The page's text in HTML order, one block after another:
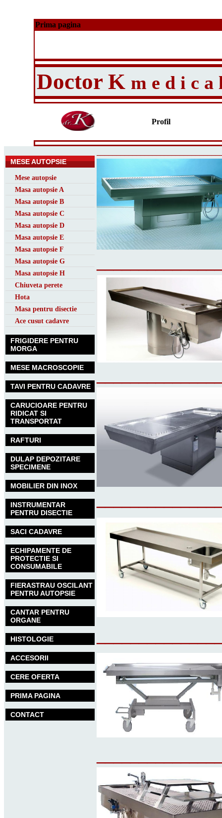
Prima pagina
Doctor K m e d i c a
Profil
MESE AUTOPSIE
Mese autopsie
Masa autopsie A
Masa autopsie B
Masa autopsie C
Masa autopsie D
Masa autopsie E
Masa autopsie F
Masa autopsie G
Masa autopsie H
Chiuveta perete
Hota
Masa pentru disectie
Ace cusut cadavre
FRIGIDERE PENTRU
MORGA
MESE MACROSCOPIE
TAVI PENTRU CADAVRE
CARUCIOARE PENTRU
RIDICAT SI
TRANSPORTAT
RAFTURI
DULAP DEPOZITARE
SPECIMENE
MOBILIER DIN INOX
INSTRUMENTAR
PENTRU DISECTIE
SACI CADAVRE
ECHIPAMENTE DE
PROTECTIE SI
CONSUMABILE
FIERASTRAU OSCILANT
PENTRU AUTOPSIE
CANTAR PENTRU
ORGANE
HISTOLOGIE
ACCESORII
CERE OFERTA
PRIMA PAGINA
CONTACT